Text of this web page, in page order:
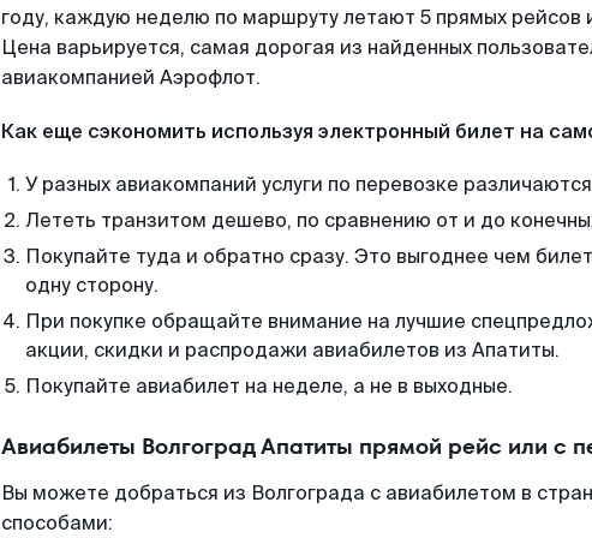
году, каждую неделю по маршруту летают 5 прямых рейсов
Цена варьируется, самая дорогая из найденных
авиакомпанией Аэрофлот.
Как еще сэкономить используя электронный билет на
У разных авиакомпаний услуги по перевозке
Лететь транзитом дешево, по сравнению от и до
Покупайте туда и обратно сразу. Это выгоднее чем
одну сторону.
При покупке обращайте внимание на лучшие
акции, скидки и распродажи авиабилетов из Апатиты.
Покупайте авиабилет на неделе, а не в выходные.
Авиабилеты Волгоград Апатиты прямой рейс или с
Вы можете добраться из Волгограда с авиабилетом в
способами: